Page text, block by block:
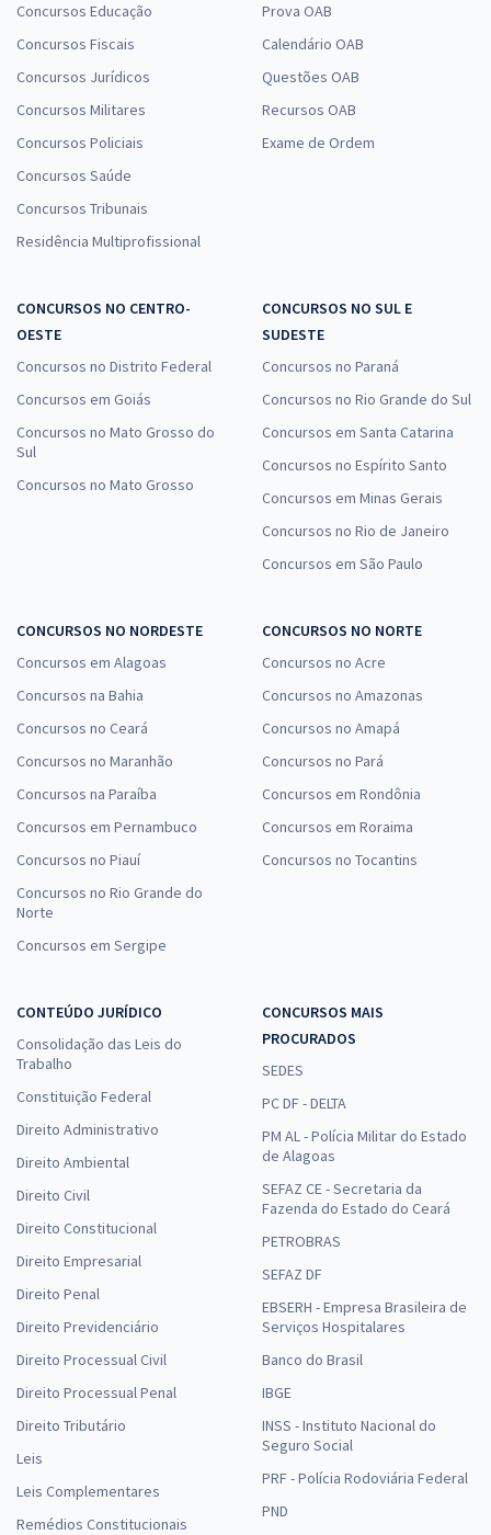
Concursos Educação
Concursos Fiscais
Concursos Jurídicos
Concursos Militares
Concursos Policiais
Concursos Saúde
Concursos Tribunais
Residência Multiprofissional
Prova OAB
Calendário OAB
Questões OAB
Recursos OAB
Exame de Ordem
CONCURSOS NO CENTRO-
OESTE
Concursos no Distrito Federal
Concursos em Goiás
Concursos no Mato Grosso do
Sul
Concursos no Mato Grosso
CONCURSOS NO SUL E
SUDESTE
Concursos no Paraná
Concursos no Rio Grande do Sul
Concursos em Santa Catarina
Concursos no Espírito Santo
Concursos em Minas Gerais
Concursos no Rio de Janeiro
Concursos em São Paulo
CONCURSOS NO NORDESTE
Concursos em Alagoas
Concursos na Bahia
Concursos no Ceará
Concursos no Maranhão
Concursos na Paraíba
Concursos em Pernambuco
Concursos no Piauí
Concursos no Rio Grande do
Norte
Concursos em Sergipe
CONCURSOS NO NORTE
Concursos no Acre
Concursos no Amazonas
Concursos no Amapá
Concursos no Pará
Concursos em Rondônia
Concursos em Roraima
Concursos no Tocantins
CONTEÚDO JURÍDICO
Consolidação das Leis do
Trabalho
Constituição Federal
Direito Administrativo
Direito Ambiental
Direito Civil
Direito Constitucional
Direito Empresarial
Direito Penal
Direito Previdenciário
Direito Processual Civil
Direito Processual Penal
Direito Tributário
Leis
Leis Complementares
Remédios Constitucionais
CONCURSOS MAIS
PROCURADOS
SEDES
PC DF - DELTA
PM AL - Polícia Militar do Estado
de Alagoas
SEFAZ CE - Secretaria da
Fazenda do Estado do Ceará
PETROBRAS
SEFAZ DF
EBSERH - Empresa Brasileira de
Serviços Hospitalares
Banco do Brasil
IBGE
INSS - Instituto Nacional do
Seguro Social
PRF - Polícia Rodoviária Federal
PND